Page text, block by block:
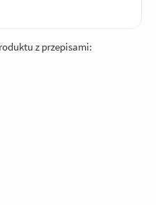
z przepisami: